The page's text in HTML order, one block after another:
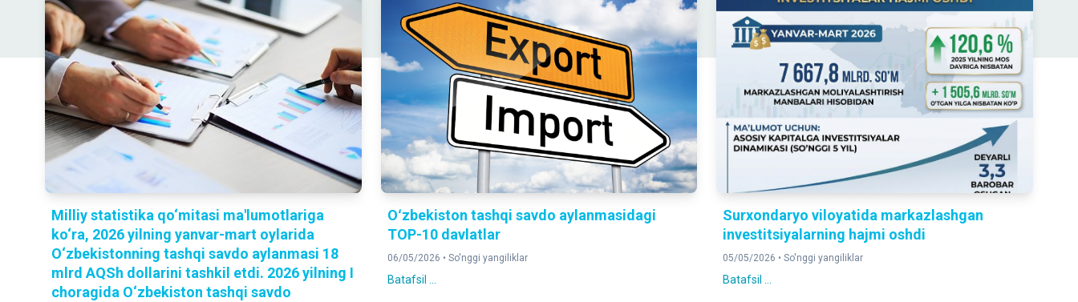
Milliy statistika qo‘mitasi ma'lumotlariga
ko‘ra, 2026 yilning yanvar-mart oylarida
O‘zbekistonning tashqi savdo aylanmasi 18
mlrd AQSh dollarini tashkil etdi. 2026 yilning I
choragida O‘zbekiston tashqi savdo
Oʻzbekiston tashqi savdo aylanmasidagi
TOP-10 davlatlar
06/05/2026 • So'nggi yangiliklar
Batafsil ...
Surxondaryo viloyatida markazlashgan
investitsiyalarning hajmi oshdi
05/05/2026 •So'nggi yangiliklar
Batafsil ...